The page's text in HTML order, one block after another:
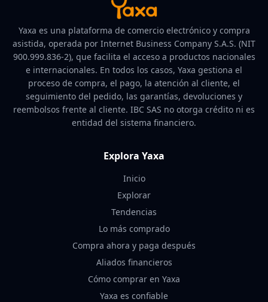
Yaxa es una plataforma de comercio electrónico y compra
asistida, operada por Internet Business Company S.A.S. (NIT
900.999.836-2), que facilita el acceso a productos nacionales
e internacionales. En todos los casos, Yaxa gestiona el
proceso de compra, el pago, la atención al cliente, el
seguimiento del pedido, las garantías, devoluciones y
reembolsos frente al cliente. IBC SAS no otorga crédito ni es
entidad del sistema financiero.
Explora Yaxa
Inicio
Explorar
Tendencias
Lo más comprado
Compra ahora y paga después
Aliados financieros
Cómo comprar en Yaxa
Yaxa es confiable